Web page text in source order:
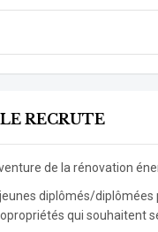
RECRUTE
de la rénovation
diplômés/diplômées
qui souhaitent